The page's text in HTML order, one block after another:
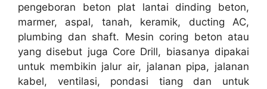
pengeboran beton plat lantai dinding beton,
marmer, aspal, tanah, keramik, ducting AC,
plumbing dan shaft. Mesin coring beton atau
yang disebut juga Core Drill, biasanya dipakai
untuk membikin jalur air, jalanan pipa, jalanan
kabel, ventilasi, pondasi tiang dan untuk